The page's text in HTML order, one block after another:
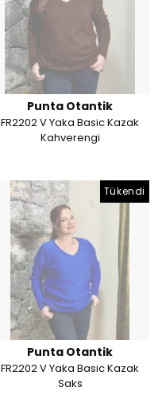
Punta Otantik
FR2202 V Yaka Basic Kazak
Kahverengi
Tükendi
Punta Otantik
FR2202 V Yaka Basic Kazak
Saks